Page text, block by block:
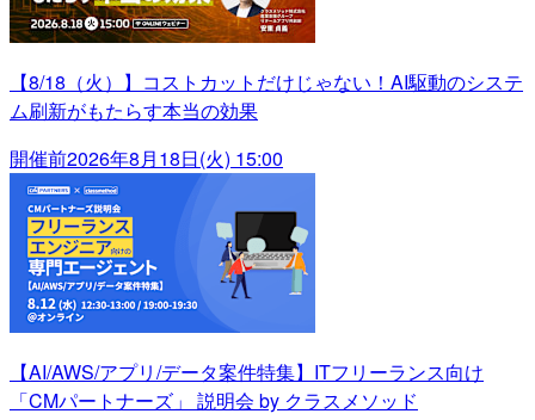
【8/18（火）】コストカットだけじゃない！AI駆動のシステ
ム刷新がもたらす本当の効果
開催前2026年8月18日(火) 15:00
【AI/AWS/アプリ/データ案件特集】ITフリーランス向け
「CMパートナーズ」 説明会 by クラスメソッド